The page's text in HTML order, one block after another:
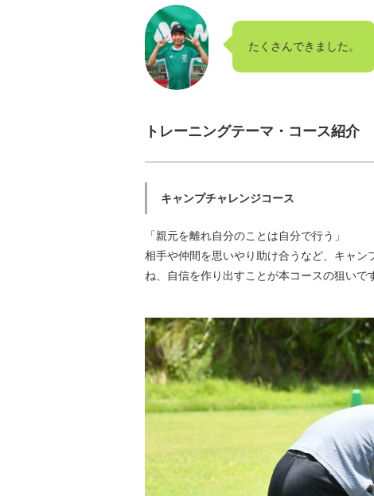
たくさんできました。
トレーニングテーマ・コース紹介
キャンプチャレンジコース
「親元を離れ自分のことは自分で行う」
相手や仲間を思いやり助け合うなど、キャ
ね、自信を作り出すことが本コースの狙いで